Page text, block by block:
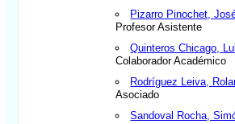
Pizarro Pinochet,
Profesor Asistente
Quinteros Chicago,
Colaborador Académico
Rodríguez Leiva,
Asociado
Sandoval Rocha,